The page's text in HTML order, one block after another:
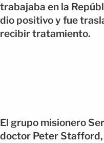
trabajaba en la
dio positivo y fue
recibir tratamiento.
El grupo misionero
doctor Peter Stafford,